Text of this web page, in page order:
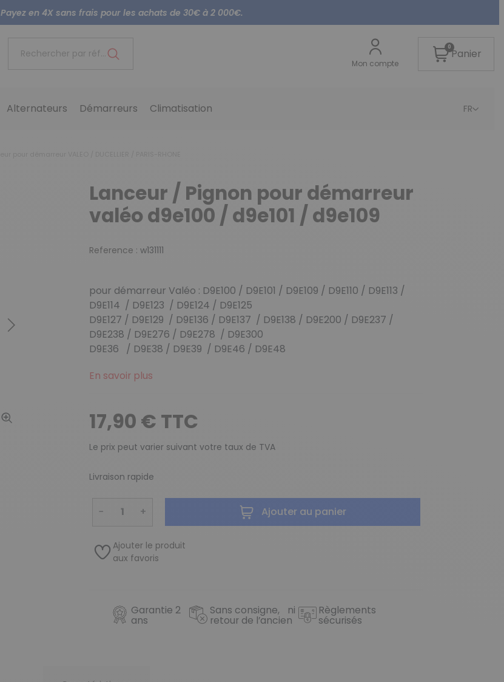
Payez en 4X sans frais pour les achats de 30€ à 2 000€.
Rechercher par référence...
Mon compte
0Panier
Alternateurs Démarreurs Climatisation FR
Suivant
Lanceur / Pignon pour démarreur
valéo d9e100 / d9e101 / d9e109
Reference : w131111
pour démarreur Valéo : D9E100 / D9E101 / D9E109 / D9E110 / D9E113 /
D9E114 / D9E123 / D9E124 / D9E125
D9E127 / D9E129 / D9E136 / D9E137 / D9E138 / D9E200 / D9E237 /
D9E238 / D9E276 / D9E278 / D9E300
D9E36 / D9E38 / D9E39 / D9E46 / D9E48
En savoir plus
17,90 € TTC
Le prix peut varier suivant votre taux de TVA
Livraison rapide
− + Ajouter au panier
Ajouter le produit
aux favoris
Garantie 2
ans
Sans consigne, ni
retour de l’ancien
Règlements
sécurisés